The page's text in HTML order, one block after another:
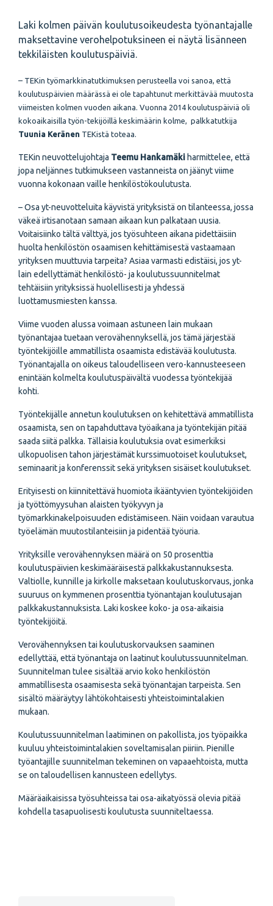
Laki kolmen päivän koulutusoikeudesta työnantajalle
maksettavine verohelpotuksineen ei näytä lisänneen
tekkiläisten koulutuspäiviä.
– TEKin työmarkkinatutkimuksen perusteella voi sanoa, että
koulutuspäivien määrässä ei ole tapahtunut merkittävää muutosta
viimeisten kolmen vuoden aikana. Vuonna 2014 koulutuspäiviä oli
kokoaikaisilla työn-tekijöillä keskimäärin kolme, palkkatutkija
Tuunia Keränen TEKistä toteaa.
TEKin neuvottelujohtaja Teemu Hankamäki harmittelee, että
jopa neljännes tutkimukseen vastanneista on jäänyt viime
vuonna kokonaan vaille henkilöstökoulutusta.
– Osa yt-neuvotteluita käyvistä yrityksistä on tilanteessa, jossa
väkeä irtisanotaan samaan aikaan kun palkataan uusia.
Voitaisiinko tältä välttyä, jos työsuhteen aikana pidettäisiin
huolta henkilöstön osaamisen kehittämisestä vastaamaan
yrityksen muuttuvia tarpeita? Asiaa varmasti edistäisi, jos yt-
lain edellyttämät henkilöstö- ja koulutussuunnitelmat
tehtäisiin yrityksissä huolellisesti ja yhdessä
luottamusmiesten kanssa.
Viime vuoden alussa voimaan astuneen lain mukaan
työnantajaa tuetaan verovähennyksellä, jos tämä järjestää
työntekijöille ammatillista osaamista edistävää koulutusta.
Työnantajalla on oikeus taloudelliseen vero-kannusteeseen
enintään kolmelta koulutuspäivältä vuodessa työntekijää
kohti.
Työntekijälle annetun koulutuksen on kehitettävä ammatillista
osaamista, sen on tapahduttava työaikana ja työntekijän pitää
saada siitä palkka. Tällaisia koulutuksia ovat esimerkiksi
ulkopuolisen tahon järjestämät kurssimuotoiset koulutukset,
seminaarit ja konferenssit sekä yrityksen sisäiset koulutukset.
Erityisesti on kiinnitettävä huomiota ikääntyvien työntekijöiden
ja työttömyysuhan alaisten työkyvyn ja
työmarkkinakelpoisuuden edistämiseen. Näin voidaan varautua
työelämän muutostilanteisiin ja pidentää työuria.
Yrityksille verovähennyksen määrä on 50 prosenttia
koulutuspäivien keskimääräisestä palkkakustannuksesta.
Valtiolle, kunnille ja kirkolle maksetaan koulutuskorvaus, jonka
suuruus on kymmenen prosenttia työnantajan koulutusajan
palkkakustannuksista. Laki koskee koko- ja osa-aikaisia
työntekijöitä.
Verovähennyksen tai koulutuskorvauksen saaminen
edellyttää, että työnantaja on laatinut koulutussuunnitelman.
Suunnitelman tulee sisältää arvio koko henkilöstön
ammatillisesta osaamisesta sekä työnantajan tarpeista. Sen
sisältö määräytyy lähtökohtaisesti yhteistoimintalakien
mukaan.
Koulutussuunnitelman laatiminen on pakollista, jos työpaikka
kuuluu yhteistoimintalakien soveltamisalan piiriin. Pienille
työantajille suunnitelman tekeminen on vapaaehtoista, mutta
se on taloudellisen kannusteen edellytys.
Määräaikaisissa työsuhteissa tai osa-aikatyössä olevia pitää
kohdella tasapuolisesti koulutusta suunniteltaessa.